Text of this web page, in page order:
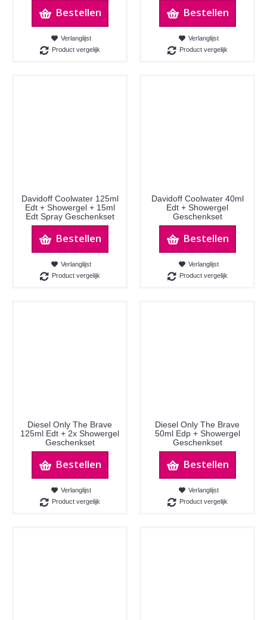
Bestellen
Verlanglijst
Product vergelijk
Bestellen
Verlanglijst
Product vergelijk
Davidoff Coolwater 125ml
Edt + Showergel + 15ml
Edt Spray Geschenkset
Bestellen
Verlanglijst
Product vergelijk
Davidoff Coolwater 40ml
Edt + Showergel
Geschenkset
Bestellen
Verlanglijst
Product vergelijk
Diesel Only The Brave
125ml Edt + 2x Showergel
Geschenkset
Bestellen
Verlanglijst
Product vergelijk
Diesel Only The Brave
50ml Edp + Showergel
Geschenkset
Bestellen
Verlanglijst
Product vergelijk